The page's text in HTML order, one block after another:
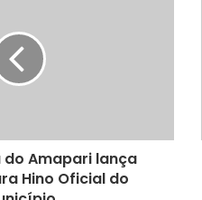
do Amapari lança
Hino Oficial do